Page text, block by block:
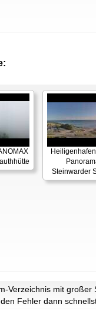
Steinwarder
Verzeichnis mit
Fehler dann